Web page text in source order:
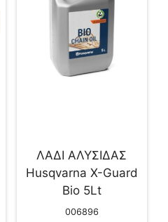
ΛΑΔΙ ΑΛΥΣΙΔΑΣ
Husqvarna X-Guard
Bio 5Lt
006896